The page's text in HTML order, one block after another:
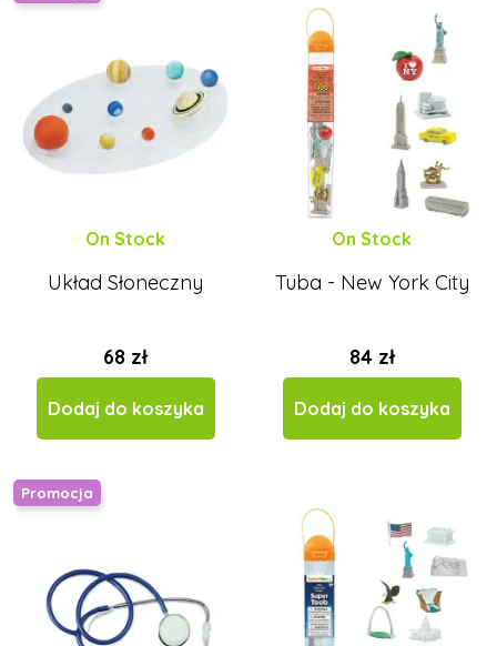
On Stock
Układ Słoneczny
68 zł
Dodaj do koszyka
On Stock
Tuba - New York City
84 zł
Dodaj do koszyka
Promocja